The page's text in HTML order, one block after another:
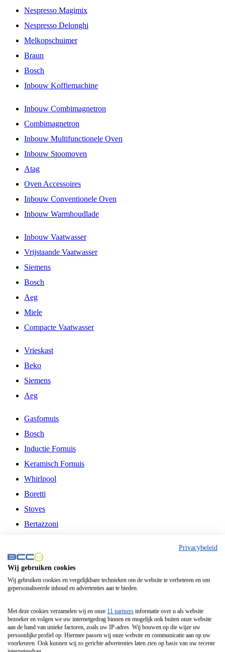
Nespresso Magimix
Nespresso Delonghi
Melkopschuimer
Braun
Bosch
Inbouw Koffiemachine
Inbouw Combimagnetron
Combimagnetron
Inbouw Multifunctionele Oven
Inbouw Stoomoven
Atag
Oven Accessoires
Inbouw Conventionele Oven
Inbouw Warmhoudlade
Inbouw Vaatwasser
Vrijstaande Vaatwasser
Siemens
Bosch
Aeg
Miele
Compacte Vaatwasser
Vrieskast
Beko
Siemens
Aeg
Gasfornuis
Bosch
Inductie Fornuis
Keramisch Fornuis
Whirlpool
Boretti
Stoves
Bertazzoni
Fitelli
Airfryer
Frituurpan
Contactgrill
Broodbakmachine
Broodrooster
Privacybeleid
Wij gebruiken cookies
Wij gebruiken cookies en vergelijkbare technieken om de website te verbeteren en om
gepersonaliseerde inhoud en advertenties aan te bieden.
Met deze cookies verzamelen wij en onze 11 partners informatie over u als website
bezoeker en volgen we uw internetgedrag binnen en mogelijk ook buiten onze website
aan de hand van unieke factoren, zoals uw IP-adres. Wij bouwen op die wijze uw
persoonlijke profiel op. Hiermee passen wij onze website en communicatie aan op uw
voorkeuren. Ook kunnen wij zo gerichte advertenties laten zien op basis van uw recente